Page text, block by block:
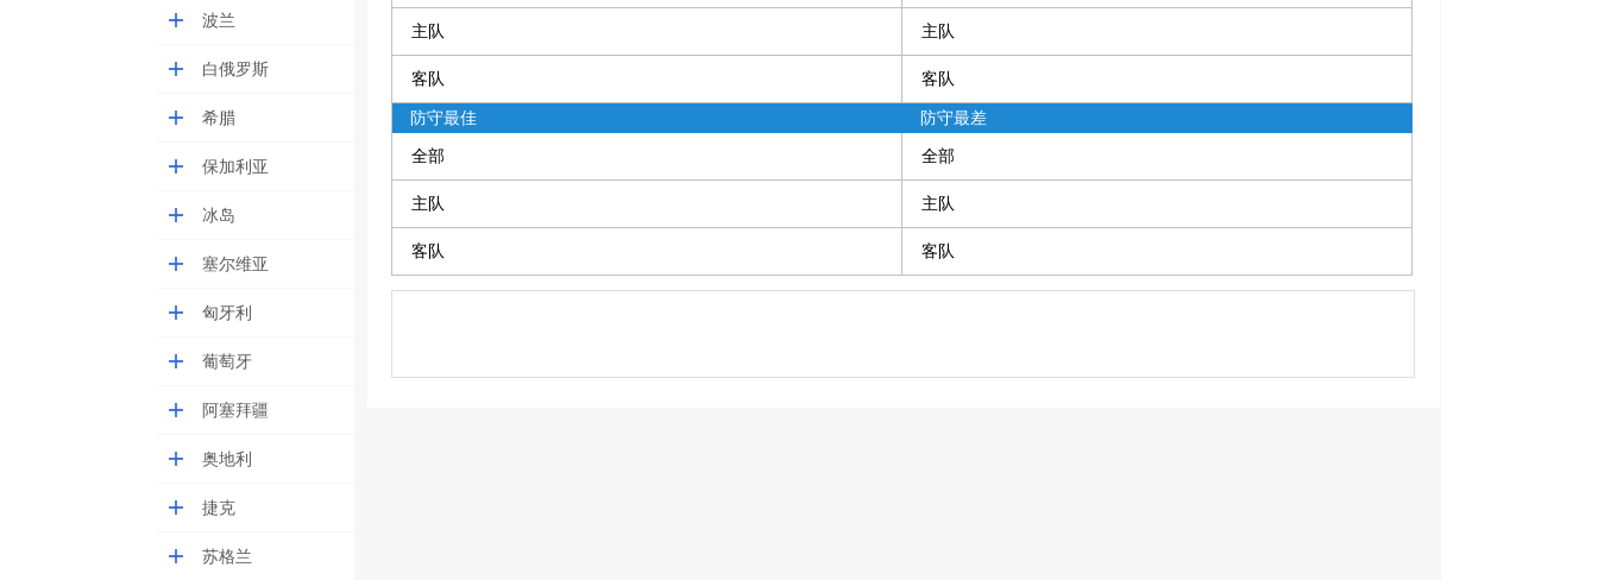
波兰
白俄罗斯
希腊
保加利亚
冰岛
塞尔维亚
匈牙利
葡萄牙
阿塞拜疆
奥地利
捷克
苏格兰
主队
客队
主队
客队
防守最佳
全部
主队
客队
防守最差
全部
主队
客队